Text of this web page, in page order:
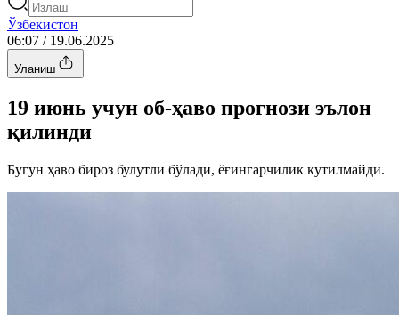
Ўзбекистон
06:07 / 19.06.2025
Уланиш
19 июнь учун об-ҳаво прогнози эълон
қилинди
Бугун ҳаво бироз булутли бўлади, ёғингарчилик кутилмайди.